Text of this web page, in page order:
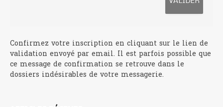
Confirmez votre inscription en cliquant sur le lien de
validation envoyé par email. Il est parfois possible que
ce message de confirmation se retrouve dans le
dossiers indésirables de votre messagerie.